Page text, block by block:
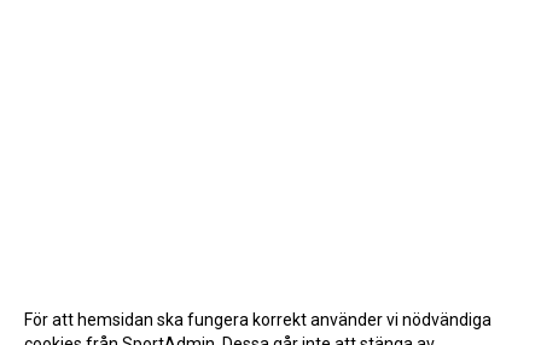
För att hemsidan ska fungera korrekt använder vi nödvändiga